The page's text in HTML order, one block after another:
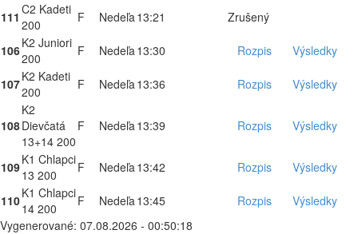
111 C2 Kadeti
200
F Nedeľa13:21 Zrušený
106K2 Juniori
200
F Nedeľa13:30 Rozpis Výsledky
107K2 Kadeti
200
F Nedeľa13:36 Rozpis Výsledky
108
K2
Dievčatá
13+14 200
F Nedeľa13:39 Rozpis Výsledky
109K1 Chlapci
13 200
F Nedeľa13:42 Rozpis Výsledky
110K1 Chlapci
14 200
F Nedeľa13:45 Rozpis
Výsledky
Vygenerované: 07.08.2026 - 00:50:18